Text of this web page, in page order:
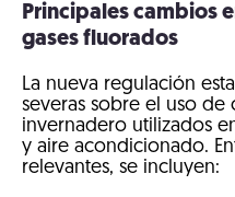
Principales cambios
gases fluorados
La nueva regulación
severas sobre el uso de
invernadero utilizados
y aire acondicionado.
relevantes, se incluyen: